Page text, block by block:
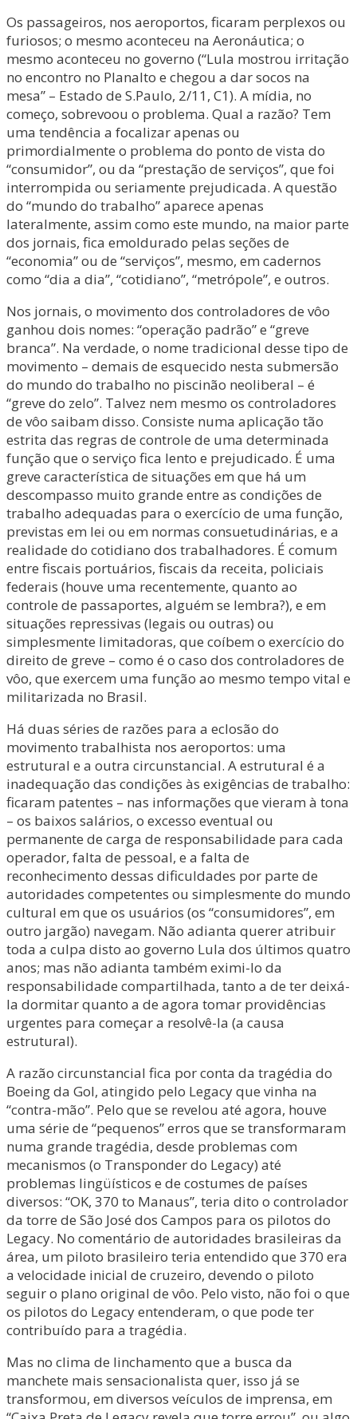
Os passageiros, nos aeroportos, ficaram perplexos ou
furiosos; o mesmo aconteceu na Aeronáutica; o
mesmo aconteceu no governo (“Lula mostrou irritação
no encontro no Planalto e chegou a dar socos na
mesa” – Estado de S.Paulo, 2/11, C1). A mídia, no
começo, sobrevoou o problema. Qual a razão? Tem
uma tendência a focalizar apenas ou
primordialmente o problema do ponto de vista do
“consumidor”, ou da “prestação de serviços”, que foi
interrompida ou seriamente prejudicada. A questão
do “mundo do trabalho” aparece apenas
lateralmente, assim como este mundo, na maior parte
dos jornais, fica emoldurado pelas seções de
“economia” ou de “serviços”, mesmo, em cadernos
como “dia a dia”, “cotidiano”, “metrópole”, e outros.
Nos jornais, o movimento dos controladores de vôo
ganhou dois nomes: “operação padrão” e “greve
branca”. Na verdade, o nome tradicional desse tipo de
movimento – demais de esquecido nesta submersão
do mundo do trabalho no piscinão neoliberal – é
“greve do zelo”. Talvez nem mesmo os controladores
de vôo saibam disso. Consiste numa aplicação tão
estrita das regras de controle de uma determinada
função que o serviço fica lento e prejudicado. É uma
greve característica de situações em que há um
descompasso muito grande entre as condições de
trabalho adequadas para o exercício de uma função,
previstas em lei ou em normas consuetudinárias, e a
realidade do cotidiano dos trabalhadores. É comum
entre fiscais portuários, fiscais da receita, policiais
federais (houve uma recentemente, quanto ao
controle de passaportes, alguém se lembra?), e em
situações repressivas (legais ou outras) ou
simplesmente limitadoras, que coíbem o exercício do
direito de greve – como é o caso dos controladores de
vôo, que exercem uma função ao mesmo tempo vital e
militarizada no Brasil.
Há duas séries de razões para a eclosão do
movimento trabalhista nos aeroportos: uma
estrutural e a outra circunstancial. A estrutural é a
inadequação das condições às exigências de trabalho:
ficaram patentes – nas informações que vieram à tona
– os baixos salários, o excesso eventual ou
permanente de carga de responsabilidade para cada
operador, falta de pessoal, e a falta de
reconhecimento dessas dificuldades por parte de
autoridades competentes ou simplesmente do mundo
cultural em que os usuários (os “consumidores”, em
outro jargão) navegam. Não adianta querer atribuir
toda a culpa disto ao governo Lula dos últimos quatro
anos; mas não adianta também eximi-lo da
responsabilidade compartilhada, tanto a de ter deixá-
la dormitar quanto a de agora tomar providências
urgentes para começar a resolvê-la (a causa
estrutural).
A razão circunstancial fica por conta da tragédia do
Boeing da Gol, atingido pelo Legacy que vinha na
“contra-mão”. Pelo que se revelou até agora, houve
uma série de “pequenos” erros que se transformaram
numa grande tragédia, desde problemas com
mecanismos (o Transponder do Legacy) até
problemas lingüísticos e de costumes de países
diversos: “OK, 370 to Manaus”, teria dito o controlador
da torre de São José dos Campos para os pilotos do
Legacy. No comentário de autoridades brasileiras da
área, um piloto brasileiro teria entendido que 370 era
a velocidade inicial de cruzeiro, devendo o piloto
seguir o plano original de vôo. Pelo visto, não foi o que
os pilotos do Legacy entenderam, o que pode ter
contribuído para a tragédia.
Mas no clima de linchamento que a busca da
manchete mais sensacionalista quer, isso já se
transformou, em diversos veículos de imprensa, em